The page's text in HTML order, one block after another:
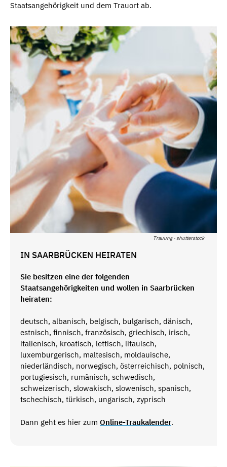
Staatsangehörigkeit und dem Trauort ab.
Trauung - shutterstock
IN SAARBRÜCKEN HEIRATEN
Sie besitzen eine der folgenden
Staatsangehörigkeiten und wollen in Saarbrücken
heiraten:
deutsch, albanisch, belgisch, bulgarisch, dänisch,
estnisch, finnisch, französisch, griechisch, irisch,
italienisch, kroatisch, lettisch, litauisch,
luxemburgerisch, maltesisch, moldauische,
niederländisch, norwegisch, österreichisch, polnisch,
portugiesisch, rumänisch, schwedisch,
schweizerisch, slowakisch, slowenisch, spanisch,
tschechisch, türkisch, ungarisch, zyprisch
Dann geht es hier zum Online-Traukalender.